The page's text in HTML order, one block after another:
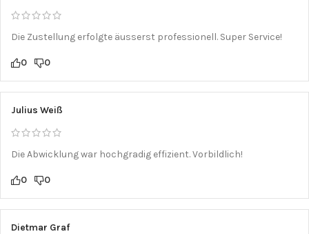
Die Zustellung erfolgte äusserst professionell. Super Service!
0 0
Julius Weiß
Die Abwicklung war hochgradig effizient. Vorbildlich!
0 0
Dietmar Graf